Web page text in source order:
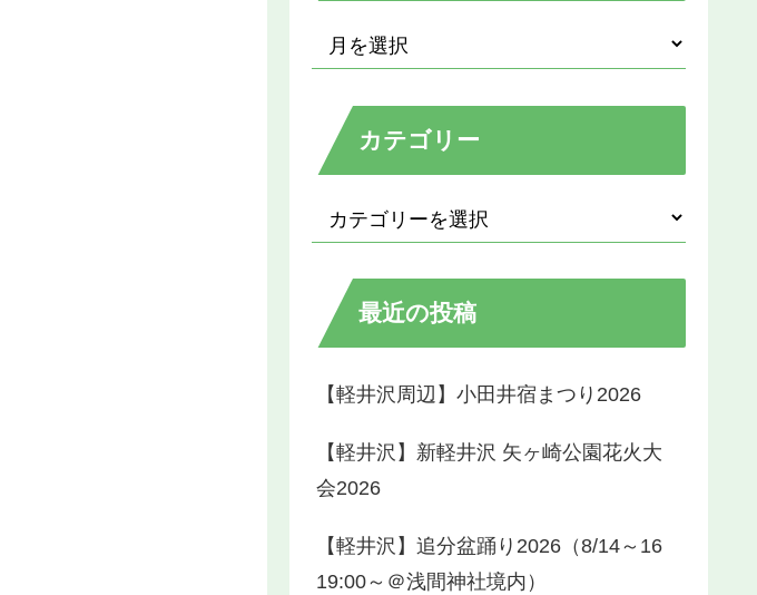
カテゴリー
最近の投稿
【軽井沢周辺】小田井宿まつり2026
【軽井沢】新軽井沢 矢ヶ崎公園花火大
会2026
【軽井沢】追分盆踊り2026（8/14～16
19:00～＠浅間神社境内）